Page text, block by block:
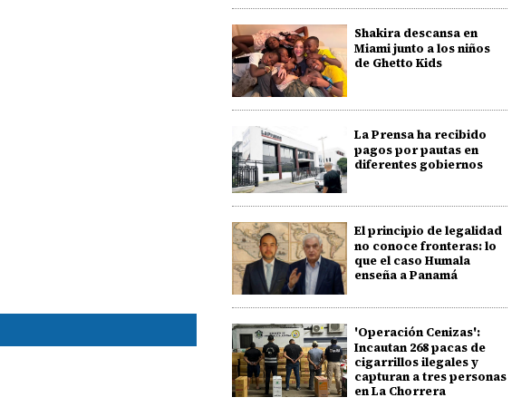
Shakira descansa en
Miami junto a los niños
de Ghetto Kids
La Prensa ha recibido
pagos por pautas en
diferentes gobiernos
El principio de legalidad
no conoce fronteras: lo
que el caso Humala
enseña a Panamá
'Operación Cenizas':
Incautan 268 pacas de
cigarrillos ilegales y
capturan a tres personas
en La Chorrera